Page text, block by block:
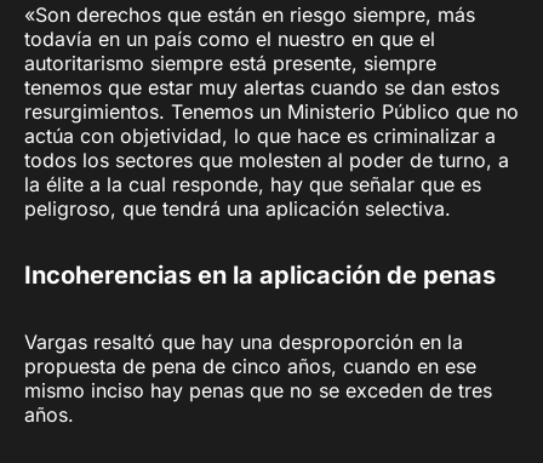
«Son derechos que están en riesgo siempre, más
todavía en un país como el nuestro en que el
autoritarismo siempre está presente, siempre
tenemos que estar muy alertas cuando se dan estos
resurgimientos. Tenemos un Ministerio Público que no
actúa con objetividad, lo que hace es criminalizar a
todos los sectores que molesten al poder de turno, a
la élite a la cual responde, hay que señalar que es
peligroso, que tendrá una aplicación selectiva.
Incoherencias en la aplicación de penas
Vargas resaltó que hay una desproporción en la
propuesta de pena de cinco años, cuando en ese
mismo inciso hay penas que no se exceden de tres
años.